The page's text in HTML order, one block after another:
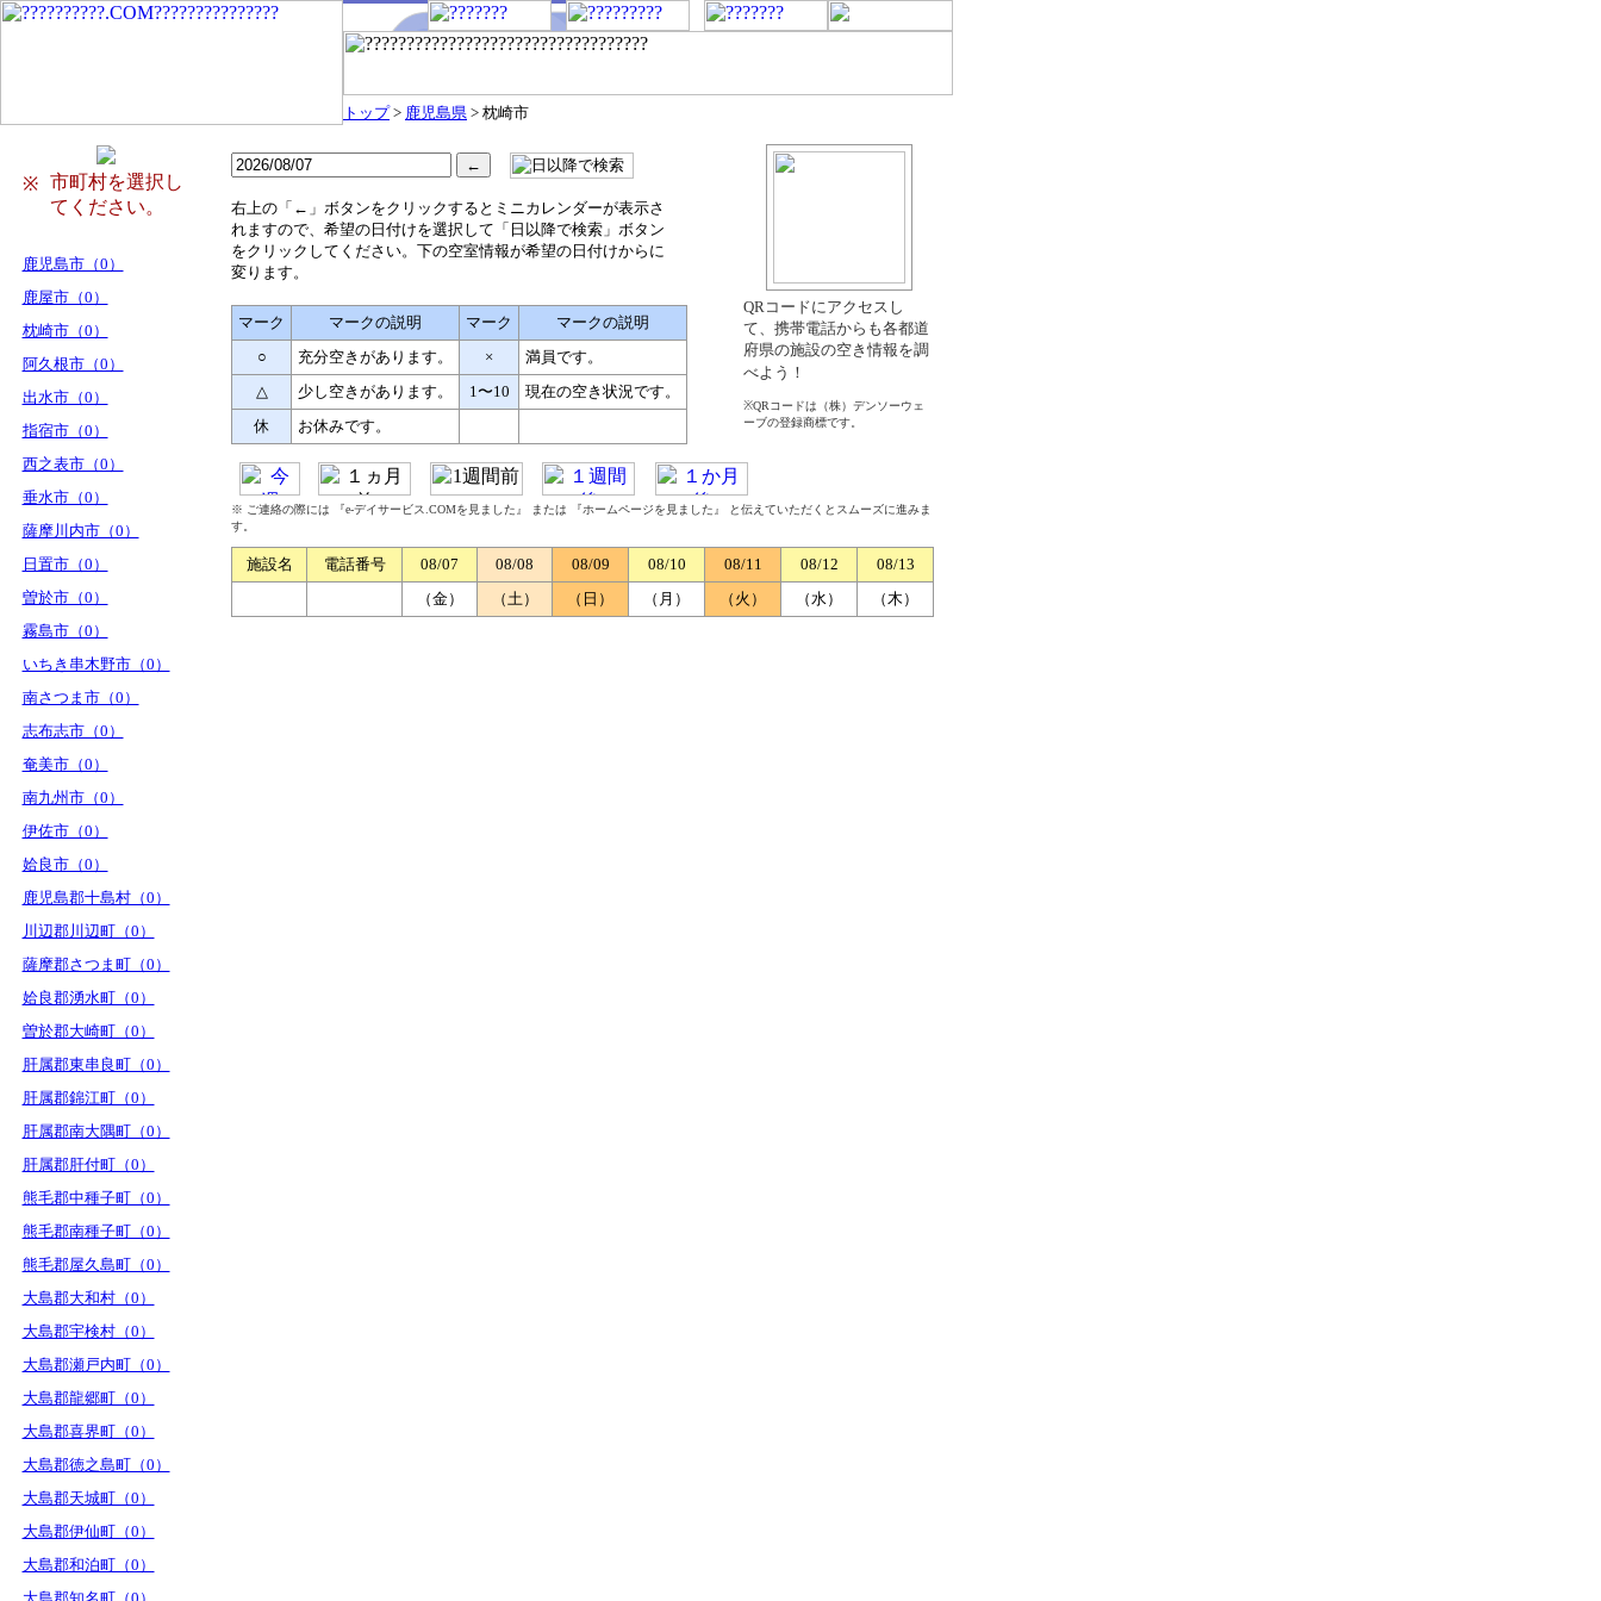
トップ> 鹿児島県 > 枕崎市
※
市町村を選択し
てください。
鹿児島市（0）
鹿屋市（0）
枕崎市（0）
阿久根市（0）
出水市（0）
指宿市（0）
西之表市（0）
垂水市（0）
薩摩川内市（0）
日置市（0）
曽於市（0）
霧島市（0）
いちき串木野市（0）
南さつま市（0）
志布志市（0）
奄美市（0）
南九州市（0）
伊佐市（0）
姶良市（0）
鹿児島郡十島村（0）
川辺郡川辺町（0）
薩摩郡さつま町（0）
姶良郡湧水町（0）
曽於郡大崎町（0）
肝属郡東串良町（0）
肝属郡錦江町（0）
肝属郡南大隅町（0）
肝属郡肝付町（0）
熊毛郡中種子町（0）
熊毛郡南種子町（0）
熊毛郡屋久島町（0）
大島郡大和村（0）
大島郡宇検村（0）
大島郡瀬戸内町（0）
大島郡龍郷町（0）
大島郡喜界町（0）
大島郡徳之島町（0）
大島郡天城町（0）
大島郡伊仙町（0）
大島郡和泊町（0）
右上の「←」ボタンをクリックするとミニカレンダーが表示さ
れますので、希望の日付けを選択して「日以降で検索」ボタン
をクリックしてください。下の空室情報が希望の日付けからに
変ります。
マーク マークの説明 マーク
マークの説明
○
充分空きがあります。 ×
満員です。
△
少し空きがあります。 1〜10
現在の空き状況です。
休
お休みです。
QRコードにアクセスし
て、携帯電話からも各都道
府県の施設の空き情報を調
べよう！
※QRコードは（株）デンソーウェ
ーブの登録商標です。
※ ご連絡の際には 『e-デイサービス.COMを見ました』 または 『ホームページを見ました』 と伝えていただくとスムーズに進みま
す。
施設名 電話番号 08/07 08/08 08/09 08/10 08/11 08/12
08/13
（金）
（土） （日） （月） （火） （水） （木）